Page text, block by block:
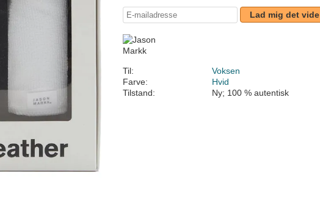
Lad mig det vide
Til:
Voksen
Farve:
Hvid
Tilstand:
Ny; 100 % autentisk